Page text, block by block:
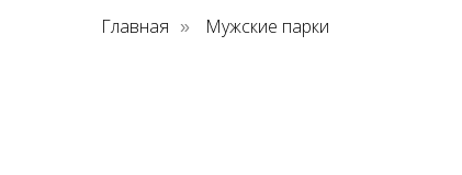
Главная » Мужские парки